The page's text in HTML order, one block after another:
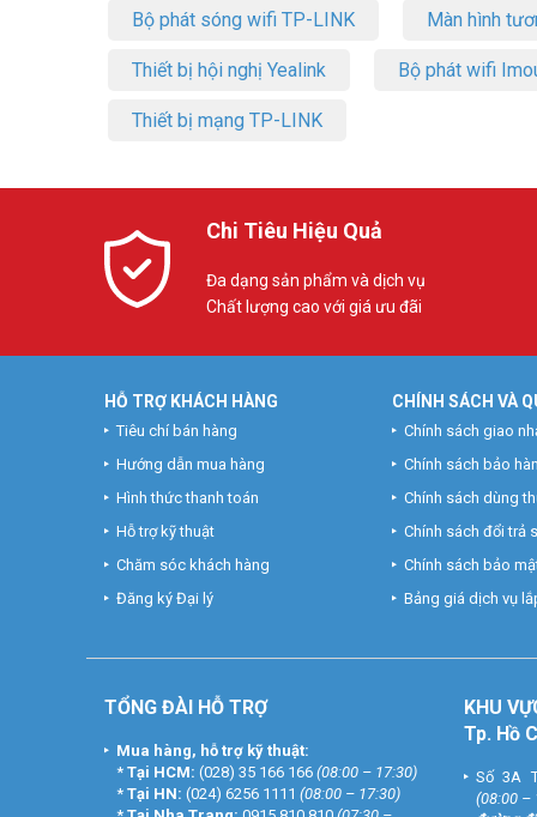
Bộ phát sóng wifi TP-LINK Màn hình
Thiết bị hội nghị Yealink Bộ phát wifi
Thiết bị mạng TP-LINK
Chi Tiêu Hiệu Quả
Đa dạng sản phẩm và dịch vụ
Chất lượng cao với giá ưu đãi
HỖ TRỢ KHÁCH HÀNG
Tiêu chí bán hàng
Hướng dẫn mua hàng
Hình thức thanh toán
Hỗ trợ kỹ thuật
Chăm sóc khách hàng
Đăng ký Đại lý
CHÍNH SÁCH VÀ
Chính sách giao
Chính sách bảo
Chính sách dùng
Chính sách đổi trả
Chính sách bảo
Bảng giá dịch vụ
TỔNG ĐÀI HỖ TRỢ
Mua hàng, hỗ trợ kỹ thuật:
* Tại HCM: (028) 35 166 166 (08:00 – 17:30)
* Tại HN: (024) 6256 1111 (08:00 – 17:30)
KHU
Tp. Hồ
Số 3A
(08:00 –